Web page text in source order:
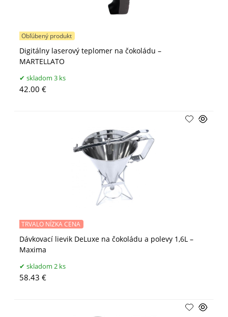
Digitálny laserový teplomer na čokoládu –
MARTELLATO
Obľúbený produkt
skladom 3 ks
42.00 €
Dávkovací lievik DeLuxe na čokoládu a polevy 1,6L –
Maxima
TRVALO NÍZKA CENA
skladom 2 ks
58.43 €